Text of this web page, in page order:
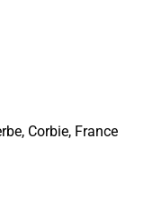
Corbie, France